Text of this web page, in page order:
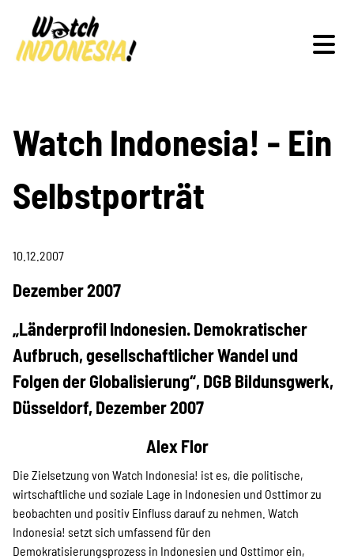
Schwerpunkte
Veranstaltungen
Publikationen
Projekte
Kampagne
Stellenangebote
Watch Indonesia! - Ein
Selbstporträt
10.12.2007
Dezember 2007
„Länderprofil Indonesien. Demokratischer
Aufbruch, gesellschaftlicher Wandel und
Folgen der Globalisierung“, DGB Bildunsgwerk,
Düsseldorf, Dezember 2007
Alex Flor
Die Zielsetzung von Watch Indonesia! ist es, die politische,
wirtschaftliche und soziale Lage in Indonesien und Osttimor zu
beobachten und positiv Einfluss darauf zu nehmen. Watch
Indonesia! setzt sich umfassend für den
Demokratisierungsprozess in Indonesien und Osttimor ein,